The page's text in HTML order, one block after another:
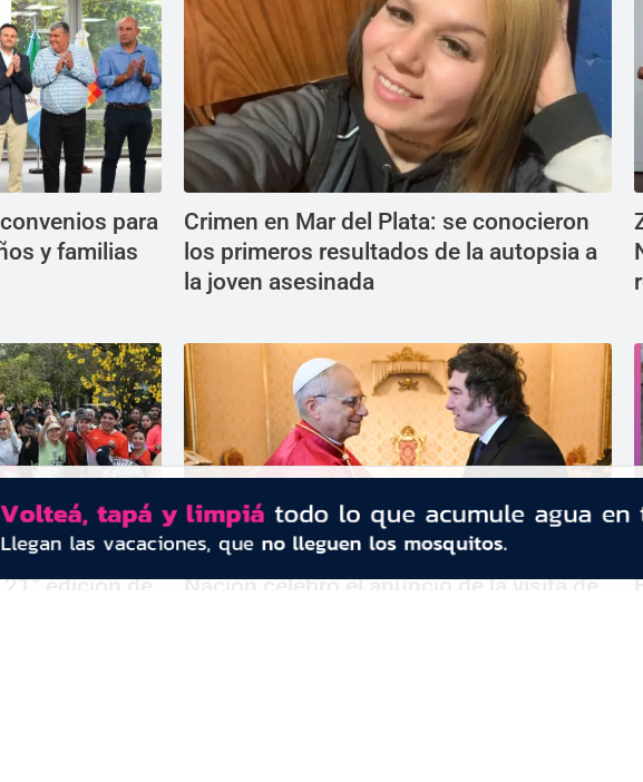
para
y familias
Crimen en Mar del Plata: se conocieron
los primeros resultados de la autopsia a
la joven asesinada
21° edición de
Nación celebró el anuncio de la visita de